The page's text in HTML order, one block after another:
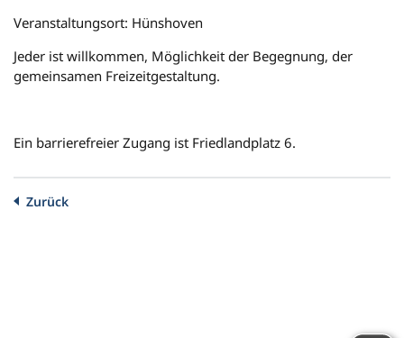
Veranstaltungsort: Hünshoven
Jeder ist willkommen, Möglichkeit der Begegnung, der
gemeinsamen Freizeitgestaltung.
Ein barrierefreier Zugang ist Friedlandplatz 6.
Zurück